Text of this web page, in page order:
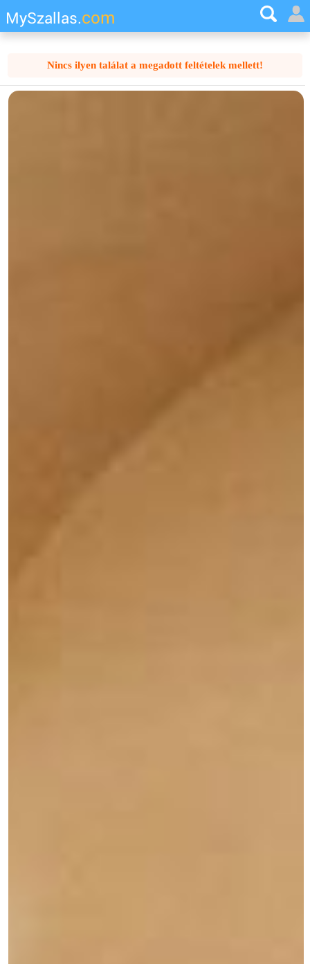
MySzallas.com
Nincs ilyen találat a megadott feltételek mellett!